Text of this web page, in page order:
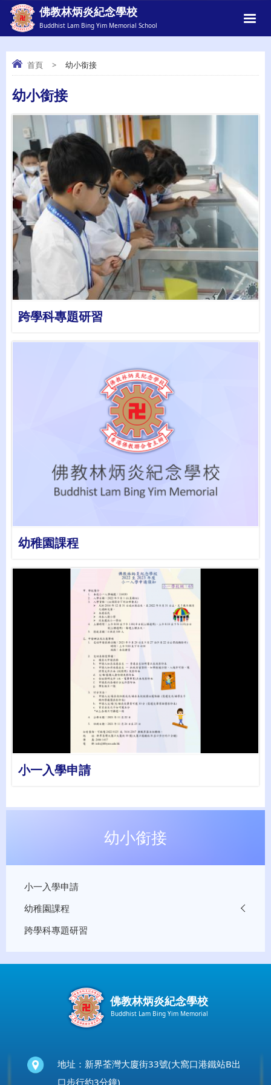
佛教林炳炎紀念學校
Buddhist Lam Bing Yim Memorial School
首頁 > 幼小銜接
幼小銜接
跨學科專題研習
詳情
幼稚園課程
詳情
小一入學申請
詳情
幼小銜接
小一入學申請
幼稚園課程
跨學科專題研習
佛教林炳炎紀念學校
Buddhist Lam Bing Yim Memorial
地址：新界荃灣大廈街33號(大窩口港鐵站B出
口步行約3分鐘)